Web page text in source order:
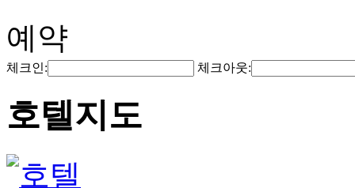
예약
체크인: 체크아웃:
호텔지도